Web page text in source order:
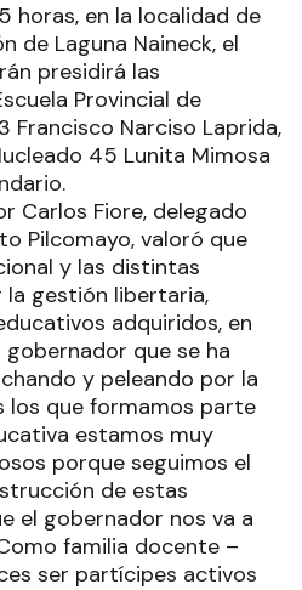
horas, en la localidad de
de Laguna Naineck, el
presidirá las
Provincial de
Francisco Narciso Laprida,
45 Lunita Mimosa
Carlos Fiore, delegado
Pilcomayo, valoró que
y las distintas
gestión libertaria,
adquiridos, en
que se ha
y peleando por la
los que formamos parte
estamos muy
porque seguimos el
de estas
el gobernador nos va a
familia docente –
ser partícipes activos